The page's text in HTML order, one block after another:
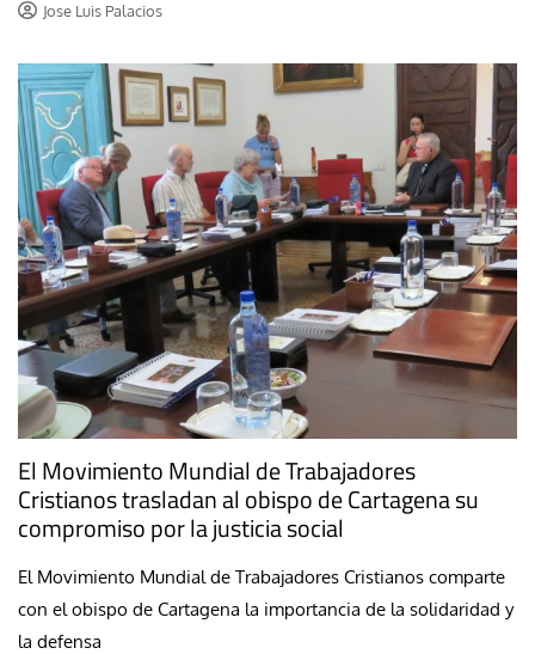
Jose Luis Palacios
El Movimiento Mundial de Trabajadores
Cristianos trasladan al obispo de Cartagena su
compromiso por la justicia social
El Movimiento Mundial de Trabajadores Cristianos comparte
con el obispo de Cartagena la importancia de la solidaridad y
la defensa